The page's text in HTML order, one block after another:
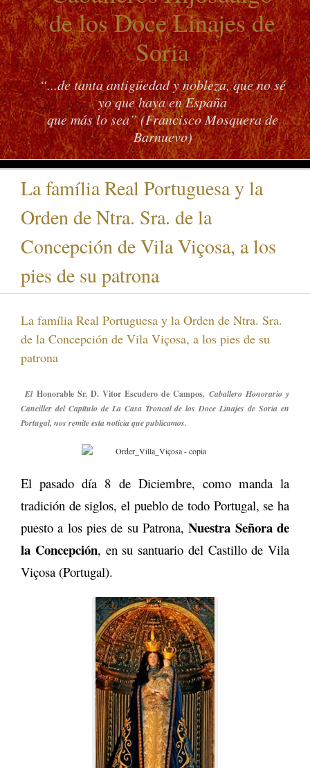
de los Doce Linajes de
Soria
“...de tanta antigüedad y nobleza, que no sé
yo que haya en España
que más lo sea” (Francisco Mosquera de
Barnuevo)
La família Real Portuguesa y la
Orden de Ntra. Sra. de la
Concepción de Vila Viçosa, a los
pies de su patrona
La família Real Portuguesa y la Orden de Ntra. Sra.
de la Concepción de Vila Viçosa, a los pies de su
patrona
ElHonorable Sr. D. Vitor Escudero de Campos, Caballero Honorario y
Canciller del Capítulo de La Casa Troncal de los Doce Linajes de Soria en
Portugal, nos remite esta noticia que publicamos.
El pasado día 8 de Diciembre, como manda la
tradición de siglos, el pueblo de todo Portugal, se ha
puesto a los pies de su Patrona,Nuestra Señora de
la Concepción, en su santuario del Castillo de Vila
Viçosa (Portugal).